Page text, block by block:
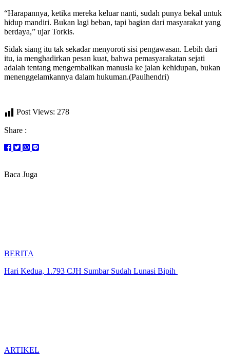
“Harapannya, ketika mereka keluar nanti, sudah punya bekal untuk
hidup mandiri. Bukan lagi beban, tapi bagian dari masyarakat yang
berdaya,” ujar Torkis.
Sidak siang itu tak sekadar menyoroti sisi pengawasan. Lebih dari
itu, ia menghadirkan pesan kuat, bahwa pemasyarakatan sejati
adalah tentang mengembalikan manusia ke jalan kehidupan, bukan
menenggelamkannya dalam hukuman.(Paulhendri)
Post Views: 278
Share :
Baca Juga
BERITA
Hari Kedua, 1.793 CJH Sumbar Sudah Lunasi Bipih
ARTIKEL